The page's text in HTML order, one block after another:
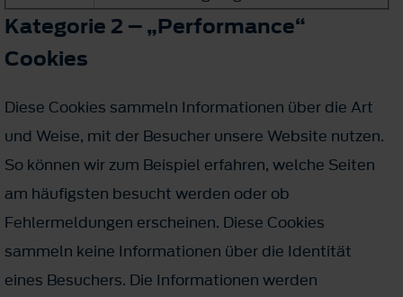
Kategorie 2 – „Performance“
Cookies
Diese Cookies sammeln Informationen über die Art
und Weise, mit der Besucher unsere Website nutzen.
So können wir zum Beispiel erfahren, welche Seiten
am häufigsten besucht werden oder ob
Fehlermeldungen erscheinen. Diese Cookies
sammeln keine Informationen über die Identität
eines Besuchers. Die Informationen werden